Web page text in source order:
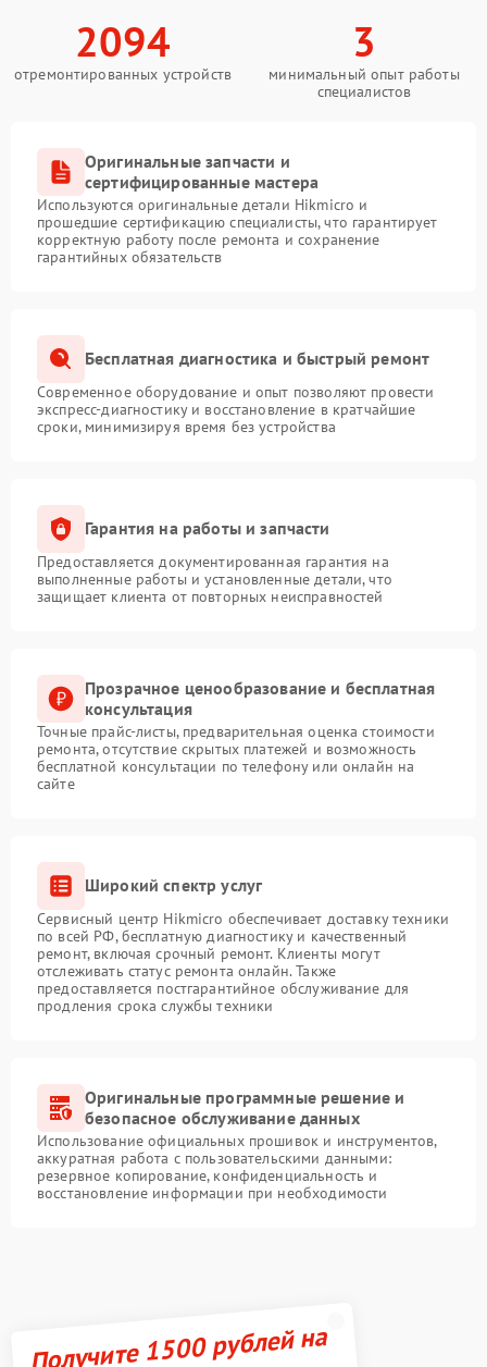
2094
отремонтированных устройств
3
минимальный опыт работы
специалистов
Оригинальные запчасти и
сертифицированные мастера
Используются оригинальные детали Hikmicro и
прошедшие сертификацию специалисты, что гарантирует
корректную работу после ремонта и сохранение
гарантийных обязательств
Бесплатная диагностика и быстрый ремонт
Современное оборудование и опыт позволяют провести
экспресс-диагностику и восстановление в кратчайшие
сроки, минимизируя время без устройства
Гарантия на работы и запчасти
Предоставляется документированная гарантия на
выполненные работы и установленные детали, что
защищает клиента от повторных неисправностей
Прозрачное ценообразование и бесплатная
консультация
Точные прайс-листы, предварительная оценка стоимости
ремонта, отсутствие скрытых платежей и возможность
бесплатной консультации по телефону или онлайн на
сайте
Широкий спектр услуг
Сервисный центр Hikmicro обеспечивает доставку техники
по всей РФ, бесплатную диагностику и качественный
ремонт, включая срочный ремонт. Клиенты могут
отслеживать статус ремонта онлайн. Также
предоставляется постгарантийное обслуживание для
продления срока службы техники
Оригинальные программные решение и
безопасное обслуживание данных
Использование официальных прошивок и инструментов,
аккуратная работа с пользовательскими данными:
резервное копирование, конфиденциальность и
восстановление информации при необходимости
Получите 1500 рублей на